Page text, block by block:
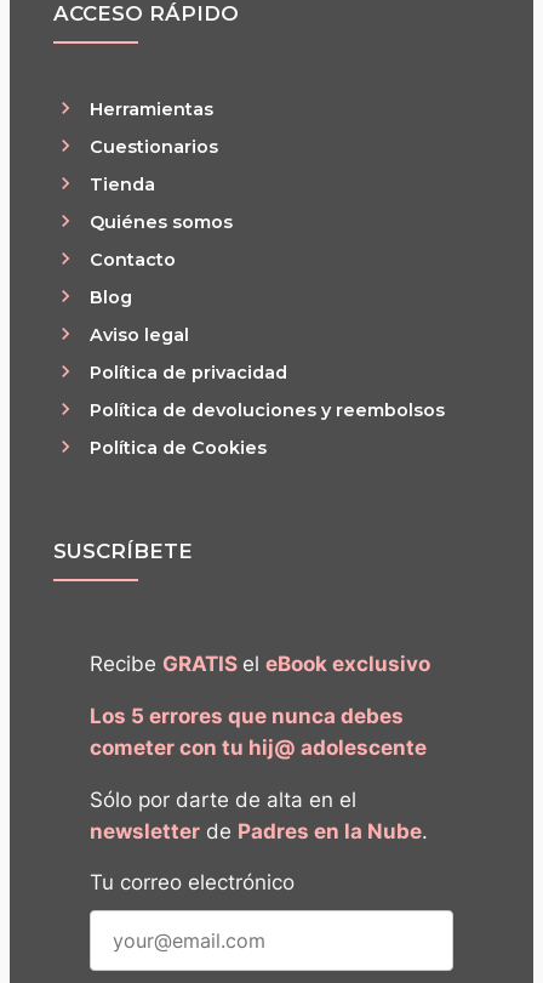
ACCESO RÁPIDO
Herramientas
Cuestionarios
Tienda
Quiénes somos
Contacto
Blog
Aviso legal
Política de privacidad
Política de devoluciones y reembolsos
Política de Cookies
SUSCRÍBETE
Recibe GRATIS el eBook exclusivo
Los 5 errores que nunca debes
cometer con tu hij@ adolescente
Sólo por darte de alta en el
newsletterde Padres en la Nube.
Tu correo electrónico